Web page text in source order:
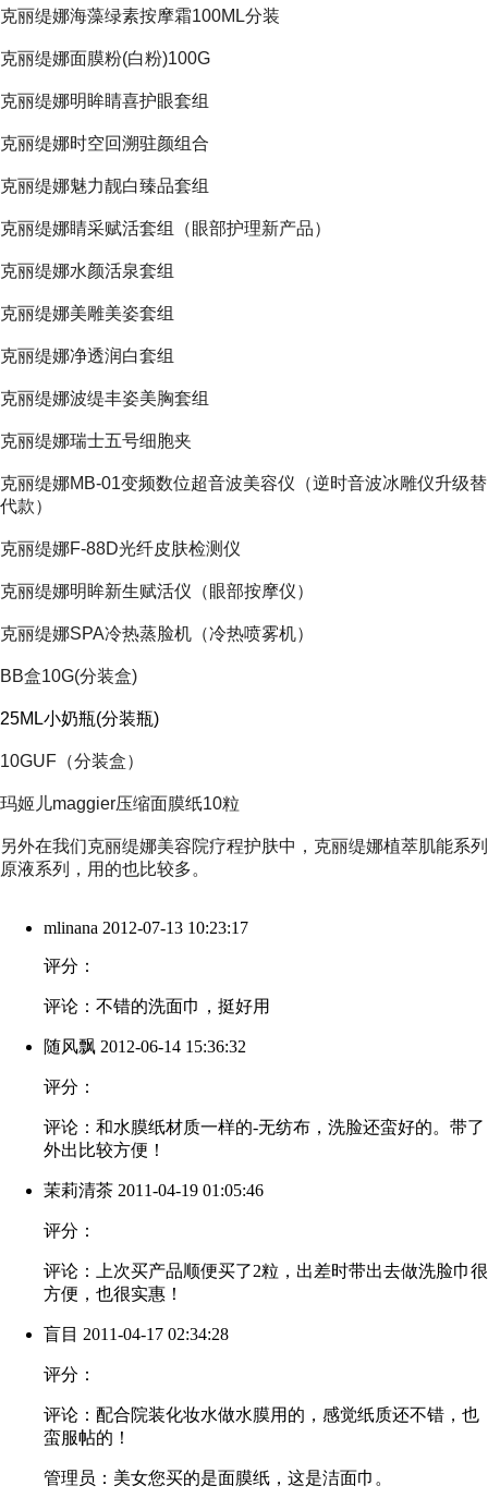
克丽缇娜海藻绿素按摩霜100ML分装
克丽缇娜面膜粉(白粉)100G
克丽缇娜明眸睛喜护眼套组
克丽缇娜时空回溯驻颜组合
克丽缇娜魅力靓白臻品套组
克丽缇娜睛采赋活套组（眼部护理新产品）
克丽缇娜水颜活泉套组
克丽缇娜美雕美姿套组
克丽缇娜净透润白套组
克丽缇娜波缇丰姿美胸套组
克丽缇娜瑞士五号细胞夹
克丽缇娜MB-01变频数位超音波美容仪（逆时音波冰雕仪升级替
代款）
克丽缇娜F-88D光纤皮肤检测仪
克丽缇娜明眸新生赋活仪（眼部按摩仪）
克丽缇娜SPA冷热蒸脸机（冷热喷雾机）
BB盒10G(分装盒)
25ML小奶瓶(分装瓶)
10GUF（分装盒）
玛姬儿maggier压缩面膜纸10粒
另外在我们克丽缇娜美容院疗程护肤中， 克丽缇娜植萃肌能系列
原液系列
，用的也比较多。
mlinana 2012-07-13 10:23:17
评分：
评论：不错的洗面巾，挺好用
随风飘 2012-06-14 15:36:32
评分：
评论：和水膜纸材质一样的-无纺布，洗脸还蛮好的。带了
外出比较方便！
茉莉清茶 2011-04-19 01:05:46
评分：
评论：上次买产品顺便买了2粒，出差时带出去做洗脸巾很
方便，也很实惠！
盲目 2011-04-17 02:34:28
评分：
评论：配合院装化妆水做水膜用的，感觉纸质还不错，也
蛮服帖的！
管理员：美女您买的是面膜纸，这是洁面巾。